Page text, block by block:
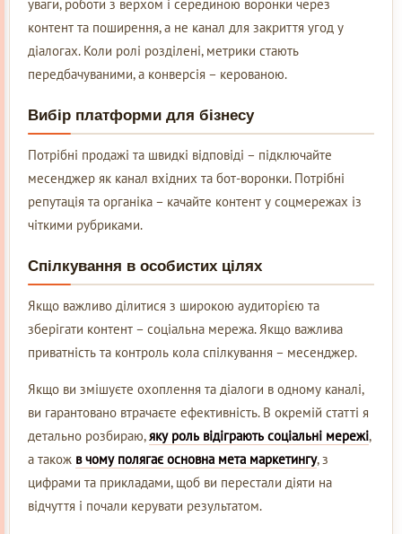
уваги, роботи з верхом і серединою воронки через
контент та поширення, а не канал для закриття угод у
діалогах. Коли ролі розділені, метрики стають
передбачуваними, а конверсія – керованою.
Вибір платформи для бізнесу
Потрібні продажі та швидкі відповіді – підключайте
месенджер як канал вхідних та бот-воронки. Потрібні
репутація та органіка – качайте контент у соцмережах із
чіткими рубриками.
Спілкування в особистих цілях
Якщо важливо ділитися з широкою аудиторією та
зберігати контент – соціальна мережа. Якщо важлива
приватність та контроль кола спілкування – месенджер.
Якщо ви змішуєте охоплення та діалоги в одному каналі,
ви гарантовано втрачаєте ефективність. В окремій статті я
детально розбираю,яку роль відіграють соціальні мережі,
а також в чому полягає основна мета маркетингу, з
цифрами та прикладами, щоб ви перестали діяти на
відчуття і почали керувати результатом.